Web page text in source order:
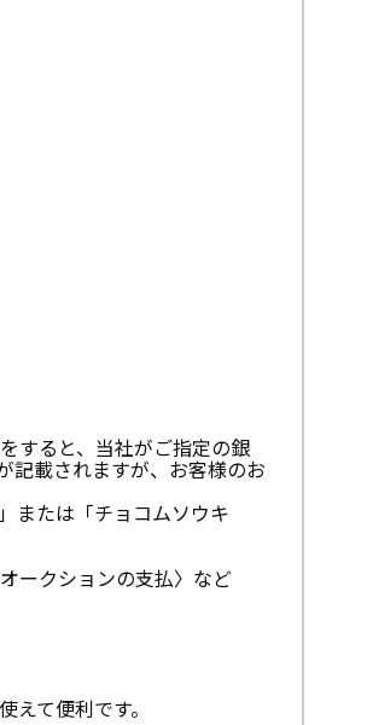
すると、当社がご指定の銀
記載されますが、お客様のお
または「チョコムソウキ
ークションの支払〉など
て便利です。